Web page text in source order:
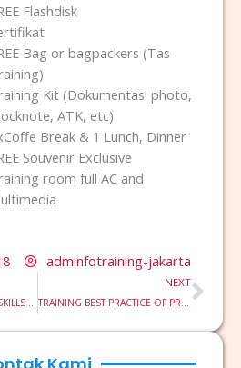
Flashdisk
Bag or bagpackers (Tas
Kit (Dokumentasi photo,
ATK, etc)
Break & 1 Lunch, Dinner
Souvenir Exclusive
room full AC and
adminfotraining-jakarta
TRAINING MANAGEMENT SKILLS FOR NEW SUPERVISORS
NEXT
TRAINING BEST PRACTICE OF PRODUCT DESIGN & ASSEMBLY METHOD